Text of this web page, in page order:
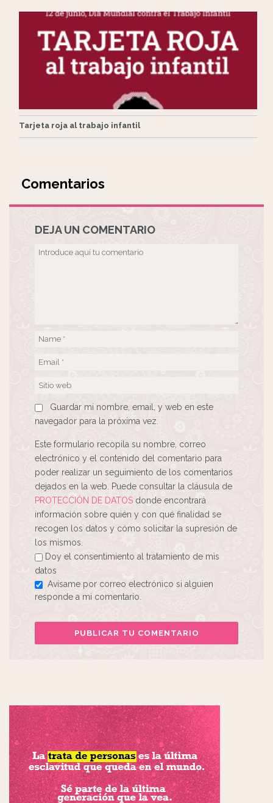
Tarjeta roja al trabajo infantil
Comentarios
DEJA UN COMENTARIO
Guardar mi nombre, email, y web en este
navegador para la próxima vez.
Este formulario recopila su nombre, correo
electrónico y el contenido del comentario para
poder realizar un seguimiento de los comentarios
dejados en la web. Puede consultar la cláusula de
PROTECCIÓN DE DATOS donde encontrará
información sobre quién y con qué finalidad se
recogen los datos y cómo solicitar la supresión de
los mismos.
Doy el consentimiento al tratamiento de mis
datos
Avísame por correo electrónico si alguien
responde a mi comentario.